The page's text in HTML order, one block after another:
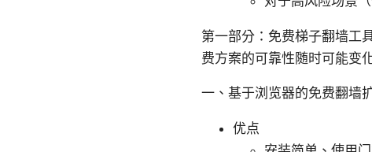
第一部分：免费梯子翻墙工
费方案的可靠性随时可能变
一、基于浏览器的免费翻墙
优点